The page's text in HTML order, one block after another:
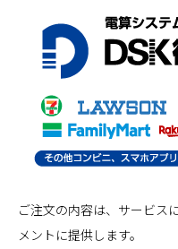
ご注文の内容は、サービス
メントに提供します。